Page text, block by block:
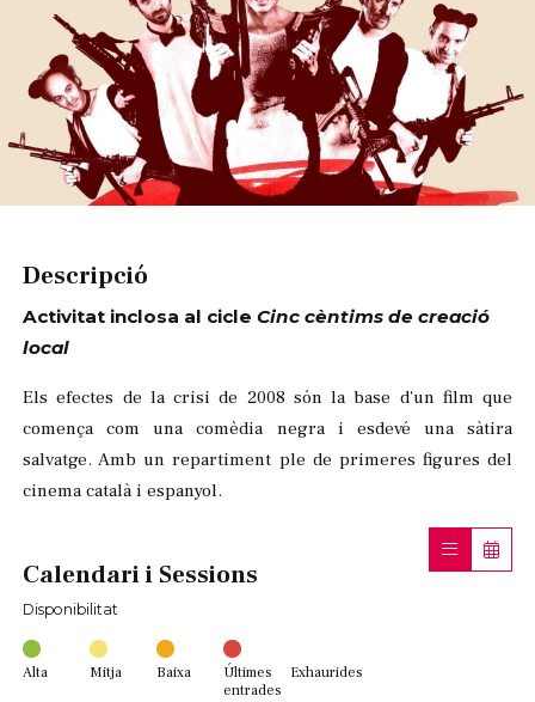
Descripció
Activitat inclosa al cicle Cinc cèntims de creació
local
Els efectes de la crisi de 2008 són la base d'un film que
començacom una comèdia negra i esdevé una sàtira
salvatge. Amb unrepartiment ple de primeres figures del
cinema català i espanyol.
Calendari i Sessions
Disponibilitat
Alta Mitja Baixa
Últimes
entrades
Exhaurides